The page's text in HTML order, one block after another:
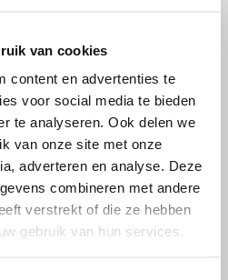
van cookies
content en advertenties te
voor social media te bieden
te analyseren. Ook delen we
van onze site met onze
adverteren en analyse. Deze
combineren met andere
verstrekt of die ze hebben
gebruik van hun services.